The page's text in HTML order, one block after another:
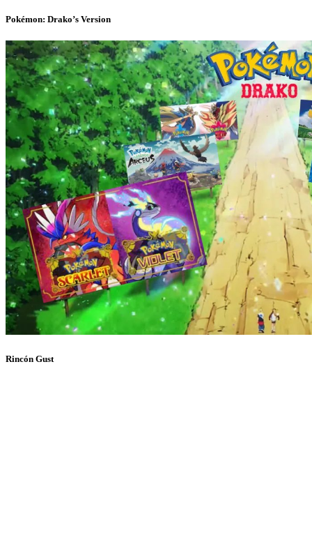
Pokémon: Drako’s Version
Rincón Gust